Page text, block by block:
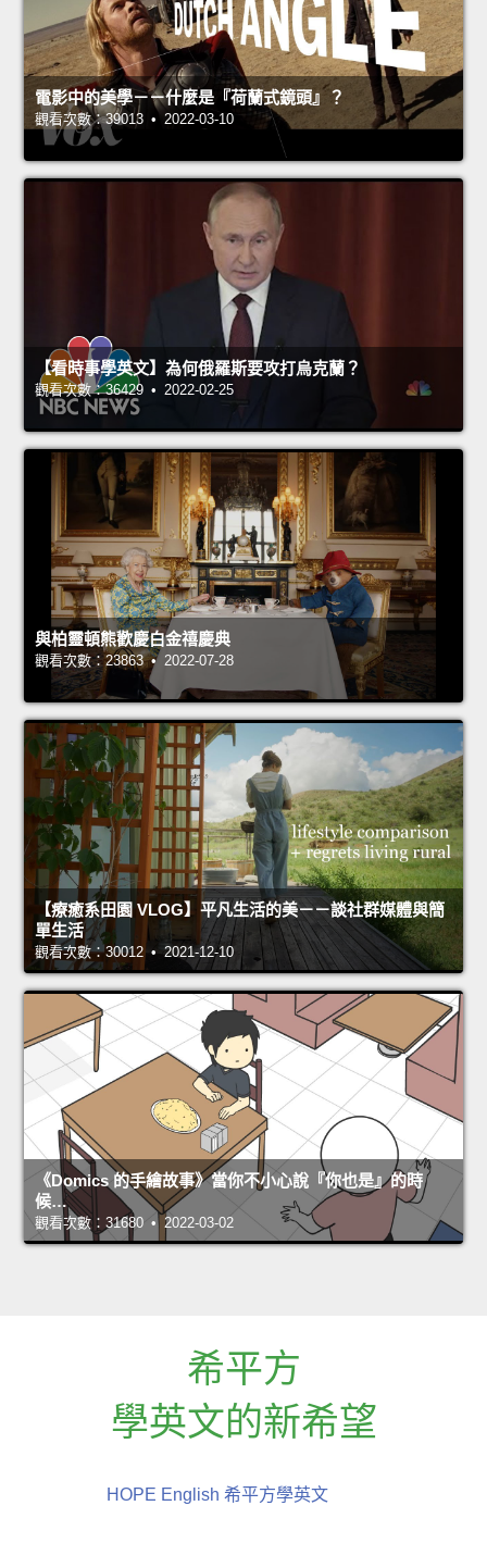
電影中的美學－－什麼是『荷蘭式鏡頭』？
觀看次數：39013 • 2022-03-10
【看時事學英文】為何俄羅斯要攻打烏克蘭？
觀看次數：36429 • 2022-02-25
與柏靈頓熊歡慶白金禧慶典
觀看次數：23863 • 2022-07-28
【療癒系田園 VLOG】平凡生活的美－－談社群媒體與簡
單生活
觀看次數：30012 • 2021-12-10
《Domics 的手繪故事》當你不小心說『你也是』的時
候…
觀看次數：31680 • 2022-03-02
希平方
學英文的新希望
HOPE English 希平方學英文